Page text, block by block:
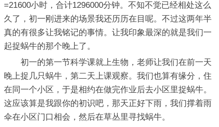
=21600小时，合计1296000分钟。不知不觉已经相处这么
久了，初一刚进来的场景我还历历在目呢。不过这两年半
真的有很多让我铭记的事情。让我印象最深的就是我们一
起捉蜗牛的那个晚上了。
初一的第一节科学课就上生物，老师让我们在前一天
晚上捉几只蜗牛，第二天上课观察。我们也算有缘分，住
在同一个小区，于是相约在做完作业后去小区里捉蜗牛。
这应该算是我跟你的初识吧，那天正好下雨，我们撑着雨
伞在小区门口相会，然后在草丛里寻找蜗牛。